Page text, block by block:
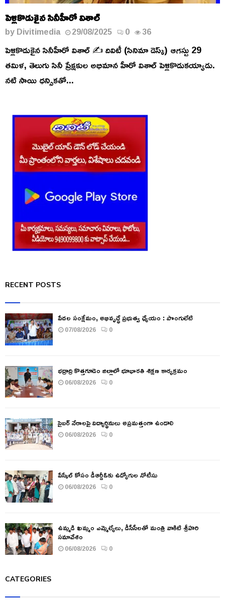
పెళ్లికొడుకైన సినీహీరో విశాల్
byDivitimedia 29/08/2025 0 36
పెళ్లికొడుకైన సినీహీరో విశాల్ ✍️ దివిటీ (సినిమా డెస్క్) ఆగస్టు 29
తమిళ, తెలుగు సినీ ప్రేక్షకుల అభిమాన హీరో విశాల్ పెళ్లికొడుకయ్యాడు.
నటి సాయి ధన్సికతో...
RECENT POSTS
పేదల సంక్షేమం, అభివృద్ధే ప్రభుత్వ ధ్యేయం : పొంగులేటి
07/08/2026 0
భద్రాద్రి కొత్తగూడెం జిల్లాలో భూభారతి శిక్షణ కార్యక్రమం
06/08/2026 0
సైబర్ నేరాలపై విద్యార్థినులు అప్రమత్తంగా ఉండాలి
06/08/2026 0
పేస్కేల్ కోసం డీఆర్డీఓకు ఉద్యోగుల నోటీసు
06/08/2026 0
ఉమ్మడి ఖమ్మం ఎమ్మెల్యేలు, డీసీసీలతో మంత్రి వాకిటి శ్రీహరి
సమావేశం
06/08/2026 0
CATEGORIES